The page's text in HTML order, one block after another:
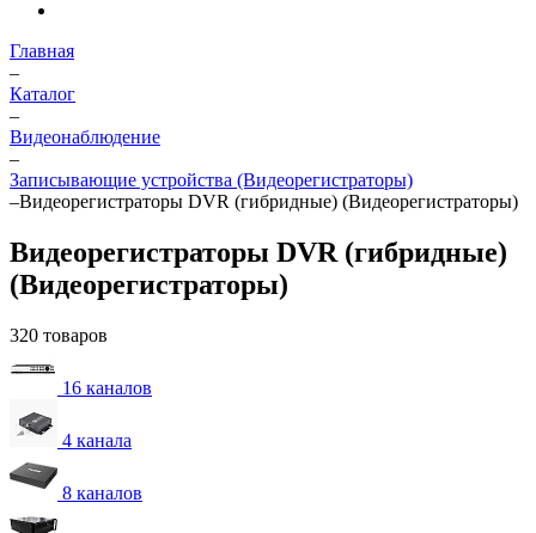
Главная
–
Каталог
–
Видеонаблюдение
–
Записывающие устройства (Видеорегистраторы)
–Видеорегистраторы DVR (гибридные) (Видеорегистраторы)
Видеорегистраторы DVR (гибридные)
(Видеорегистраторы)
320 товаров
16 каналов
4 канала
8 каналов